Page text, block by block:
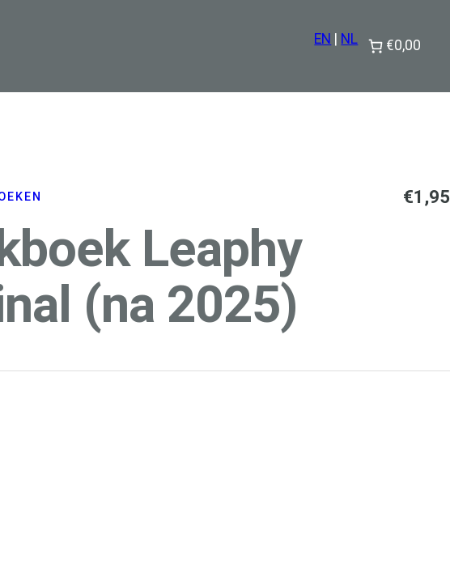
EN NL €0,00
€1,95
Leaphy
(na 2025)